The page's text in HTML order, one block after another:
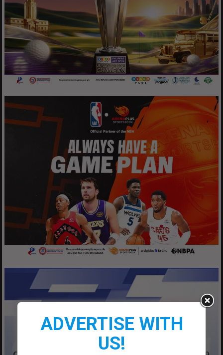
ADVERTISE WITH
US!